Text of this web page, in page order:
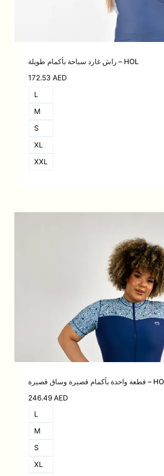
راش غارد سباحة بأكمام طويلة – HOL
172.53 AED
L
M
S
XL
XXL
246.49 AED
L
M
S
XL